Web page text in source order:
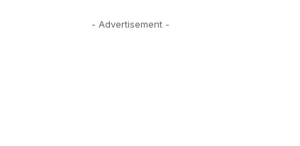
- Advertisement -